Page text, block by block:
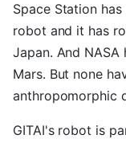
Space Station
robot and it has
Japan. And
Mars. But none
anthropomorphic
GITAI's robot is